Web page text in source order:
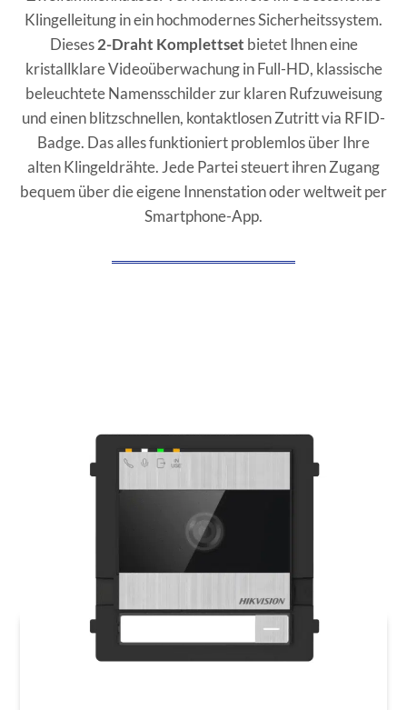
Klingelleitung in ein hochmodernes Sicherheitssystem.
Dieses2-Draht Komplettset bietet Ihnen eine
kristallklare Videoüberwachung in Full-HD, klassische
beleuchtete Namensschilder zur klaren Rufzuweisung
und einen blitzschnellen, kontaktlosen Zutritt via RFID-
Badge. Das alles funktioniert problemlos über Ihre
alten Klingeldrähte. Jede Partei steuert ihren Zugang
bequem über die eigene Innenstation oder weltweit per
Smartphone-App.